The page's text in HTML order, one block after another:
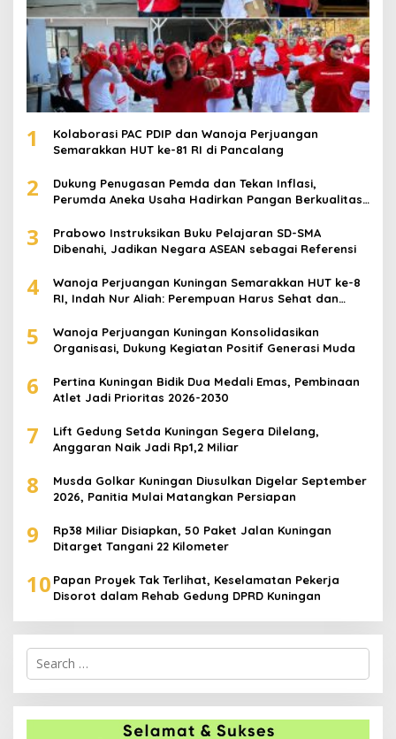
1
Kolaborasi PAC PDIP dan Wanoja Perjuangan
Semarakkan HUT ke-81 RI di Pancalang
2
Dukung Penugasan Pemda dan Tekan Inflasi,
Perumda Aneka Usaha Hadirkan Pangan Berkualitas
3
Prabowo Instruksikan Buku Pelajaran SD-SMA
Dibenahi, Jadikan Negara ASEAN sebagai Referensi
4
Wanoja Perjuangan Kuningan Semarakkan HUT ke-8
RI, Indah Nur Aliah: Perempuan Harus Sehat dan
5
Wanoja Perjuangan Kuningan Konsolidasikan
Organisasi, Dukung Kegiatan Positif Generasi Muda
6
Pertina Kuningan Bidik Dua Medali Emas, Pembinaan
Atlet Jadi Prioritas 2026-2030
7
Lift Gedung Setda Kuningan Segera Dilelang,
Anggaran Naik Jadi Rp1,2 Miliar
8
Musda Golkar Kuningan Diusulkan Digelar September
2026, Panitia Mulai Matangkan Persiapan
9
Rp38 Miliar Disiapkan, 50 Paket Jalan Kuningan
Ditarget Tangani 22 Kilometer
10 Papan Proyek Tak Terlihat, Keselamatan Pekerja
Disorot dalam Rehab Gedung DPRD Kuningan
Search
for: